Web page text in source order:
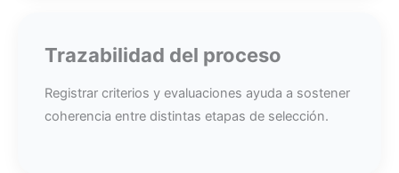
Trazabilidad del proceso
Registrar criterios y evaluaciones ayuda a sostener
coherencia entre distintas etapas de selección.